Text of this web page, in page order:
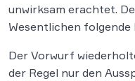
unwirksam erachtet.
Wesentlichen folgende
Der Vorwurf
der Regel nur den